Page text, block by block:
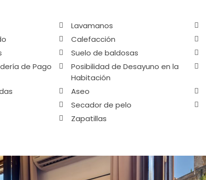
Lavamanos
Calefacción
Suelo de baldosas
de Pago
Posibilidad de Desayuno en la
Habitación
Aseo
Secador de pelo
Zapatillas